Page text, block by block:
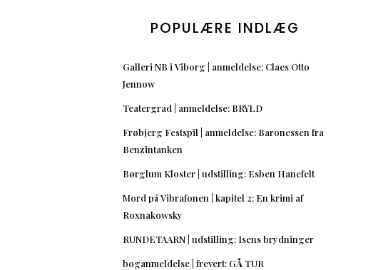
POPULÆRE INDLÆG
Galleri NB i Viborg | anmeldelse: Claes Otto
Jennow
Teatergrad | anmeldelse: BRYLD
Frøbjerg Festspil | anmeldelse: Baronessen fra
Benzintanken
Børglum Kloster | udstilling: Esben Hanefelt
Mord på Vibrafonen | kapitel 2: En krimi af
Roxnakowsky
RUNDETAARN | udstilling: Isens brydninger
boganmeldelse | frevert: GÅ TUR